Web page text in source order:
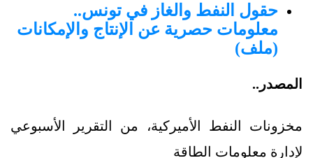
حقول النفط والغاز في تونس..
معلومات حصرية عن الإنتاج والإمكانات
(ملف)
المصدر..
مخزونات النفط الأميركية، من التقرير الأسبوعي
لإدارة معلومات الطاقة